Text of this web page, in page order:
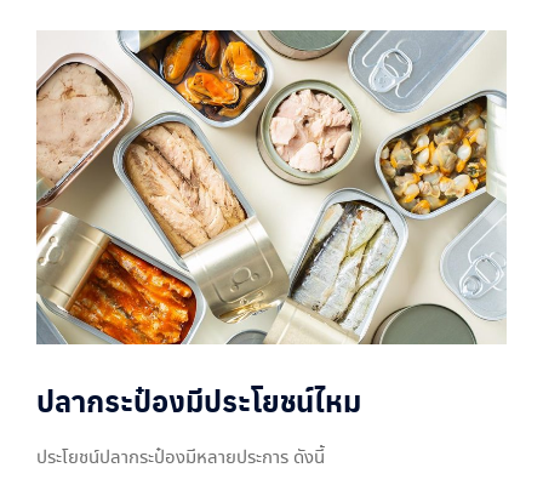
ปลากระป๋องมีประโยชน์ไหม
ประโยชน์ปลากระป๋องมีหลายประการ ดังนี้